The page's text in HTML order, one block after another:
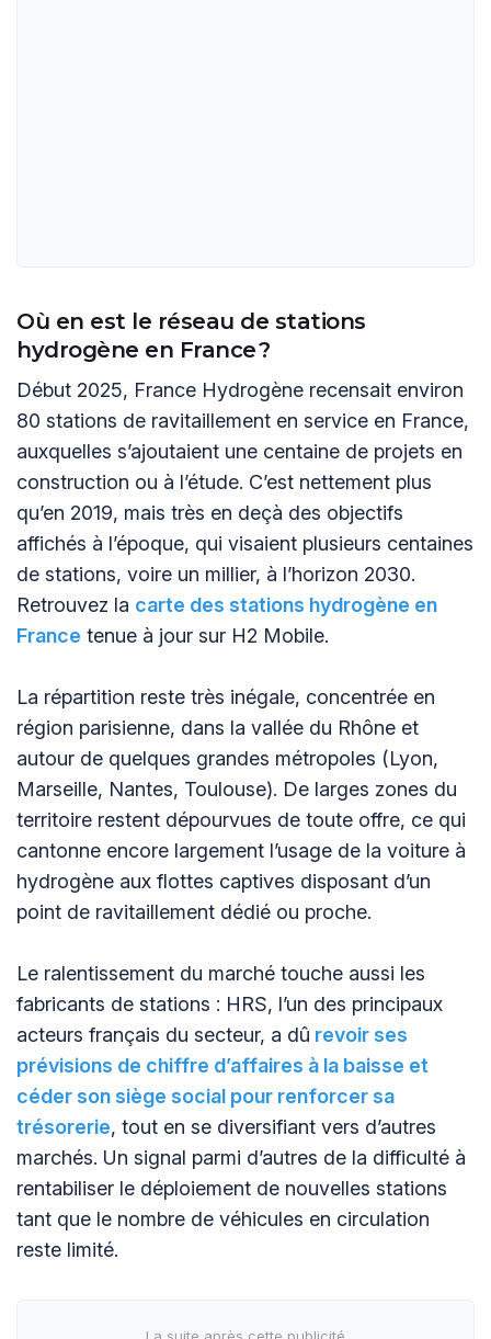
Où en est le réseau de stations
hydrogène en France ?
Début 2025, France Hydrogène recensait environ
80 stations de ravitaillement en service en France,
auxquelles s’ajoutaient une centaine de projets en
construction ou à l’étude. C’est nettement plus
qu’en 2019, mais très en deçà des objectifs
affichés à l’époque, qui visaient plusieurs centaines
de stations, voire un millier, à l’horizon 2030.
Retrouvez la carte des stations hydrogène en
France tenue à jour sur H2 Mobile.
La répartition reste très inégale, concentrée en
région parisienne, dans la vallée du Rhône et
autour de quelques grandes métropoles (Lyon,
Marseille, Nantes, Toulouse). De larges zones du
territoire restent dépourvues de toute offre, ce qui
cantonne encore largement l’usage de la voiture à
hydrogène aux flottes captives disposant d’un
point de ravitaillement dédié ou proche.
Le ralentissement du marché touche aussi les
fabricants de stations : HRS, l’un des principaux
acteurs français du secteur, a dû revoir ses
prévisions de chiffre d’affaires à la baisse et
céder son siège social pour renforcer sa
trésorerie, tout en se diversifiant vers d’autres
marchés. Un signal parmi d’autres de la difficulté à
rentabiliser le déploiement de nouvelles stations
tant que le nombre de véhicules en circulation
reste limité.